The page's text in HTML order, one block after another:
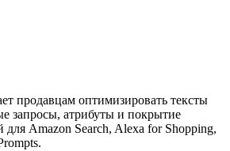
продавцам оптимизировать тексты
запросы, атрибуты и покрытие
для Amazon Search, Alexa for Shopping,